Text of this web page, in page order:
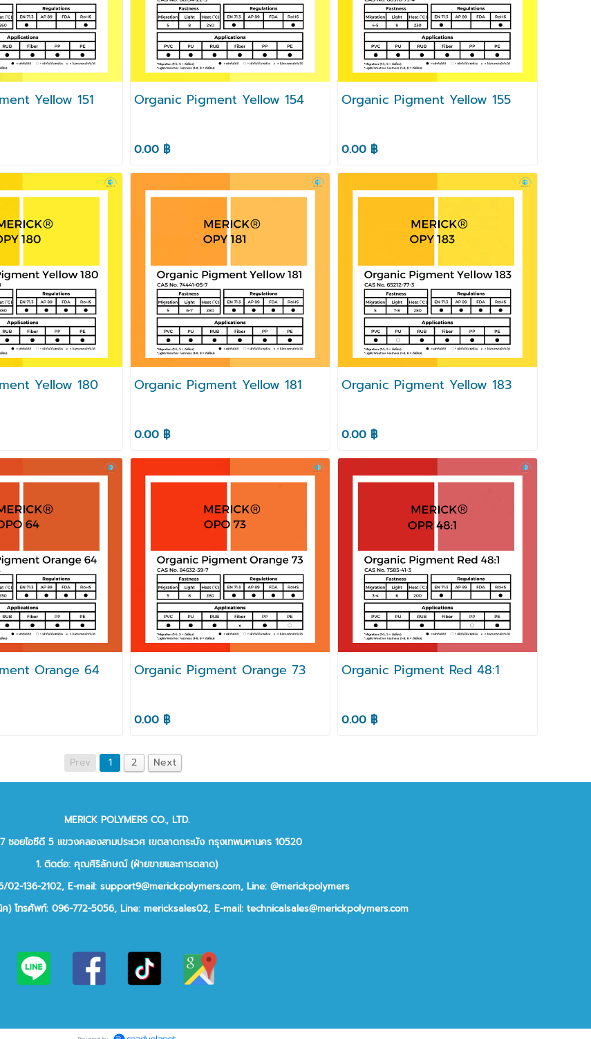
Yellow 151 Organic Pigment Yellow 154
0.00 ฿
Organic Pigment Yellow 155
0.00 ฿
Yellow 180 Organic Pigment Yellow 181
0.00 ฿
Organic Pigment Yellow 183
0.00 ฿
Orange 64 Organic Pigment Orange 73
0.00 ฿
Organic Pigment Red 48:1
0.00 ฿
Prev 1 2 Next
MERICK POLYMERS CO., LTD.
ซอยไอซีดี 5 แขวงคลองสามประเวศ เขตลาดกระบัง กรุงเทพมหานคร 10520
1. ติดต่อ: คุณศิริลักษณ์ (ฝ่ายขายและการตลาด)
02-136-2102, E-mail: support9@merickpolymers.com, Line: @merickpolymers
ค)โทรศัพท์: 096-772-5056, Line: mericksales02, E-mail: technicalsales@merickpolymers.com